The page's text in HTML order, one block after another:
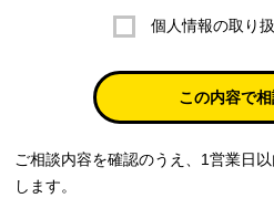
株式会社ラブ・ラボ
電話：087-847-2000
電子メール：info@rub-lab.com
３. 個人情報（保有個人データを含
個人情報の取り
この内容で
ご相談内容を確認のうえ、1営業日
します。